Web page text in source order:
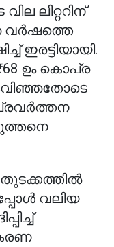
ലിറ്ററിന്
വർഷത്തെ
ഇരട്ടിയായി.
ഉം കൊപ്ര
കവിഞ്ഞതോടെ
തുടക്കത്തിൽ
വലിയ